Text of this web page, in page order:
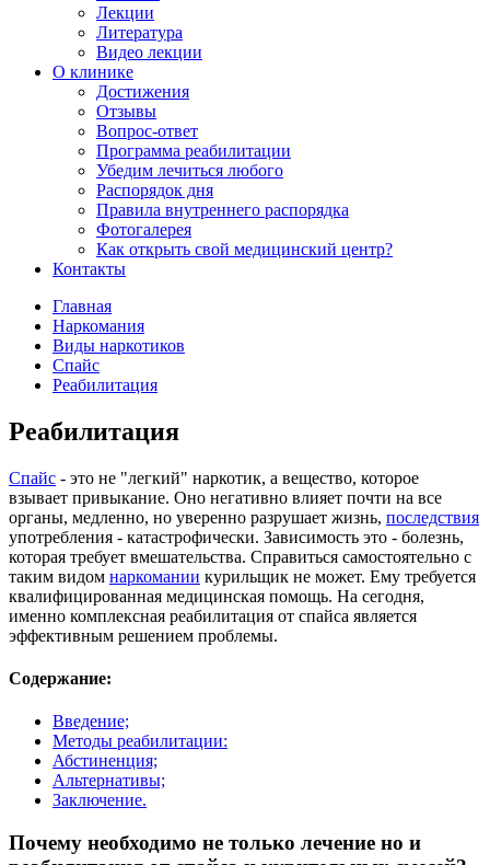
Лекции
Литература
Видео лекции
О клинике
Достижения
Отзывы
Вопрос-ответ
Программа реабилитации
Убедим лечиться любого
Распорядок дня
Правила внутреннего распорядка
Фотогалерея
Как открыть свой медицинский центр?
Контакты
Главная
Наркомания
Виды наркотиков
Спайс
Реабилитация
Реабилитация
Спайс - это не "легкий" наркотик, а вещество, которое
взывает привыкание. Оно негативно влияет почти на все
органы, медленно, но уверенно разрушает жизнь, последствия
употребления - катастрофически. Зависимость это - болезнь,
которая требует вмешательства. Справиться самостоятельно с
таким видом наркомании курильщик не может. Ему требуется
квалифицированная медицинская помощь. На сегодня,
именно комплексная реабилитация от спайса является
эффективным решением проблемы.
Содержание:
Введение;
Методы реабилитации:
Абстиненция;
Альтернативы;
Заключение.
Почему необходимо не только лечение но и